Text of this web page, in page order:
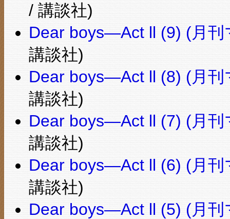
/ 講談社)
Dear boys―Act ll (9) (月
講談社)
Dear boys―Act ll (8) (月
講談社)
Dear boys―Act ll (7) (月
講談社)
Dear boys―Act ll (6) (月
講談社)
Dear boys―Act ll (5) (月